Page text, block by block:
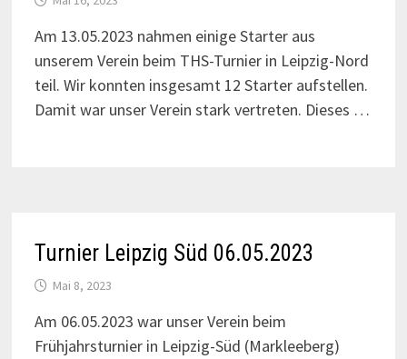
Am 13.05.2023 nahmen einige Starter aus
unserem Verein beim THS-Turnier in Leipzig-Nord
teil. Wir konnten insgesamt 12 Starter aufstellen.
Damit war unser Verein stark vertreten. Dieses …
Turnier Leipzig Süd 06.05.2023
Mai 8, 2023
Am 06.05.2023 war unser Verein beim
Frühjahrsturnier in Leipzig-Süd (Markleeberg)